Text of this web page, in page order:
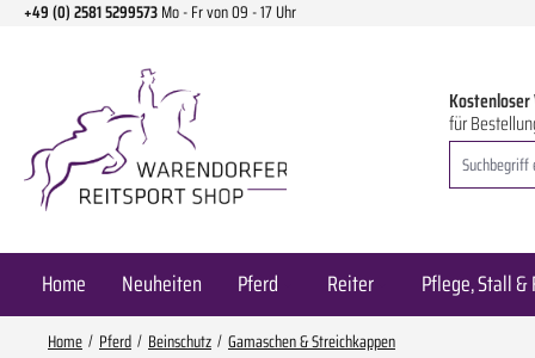
Hauptinhalt springen
Zur Suche springen
Zur Hauptnavigation springen
+49 (0) 2581 5299573Mo - Fr von 09 - 17 Uhr
für
Home Neuheiten Pferd Reiter Pflege, Stall &
Home Pferd Beinschutz Gamaschen & Streichkappen